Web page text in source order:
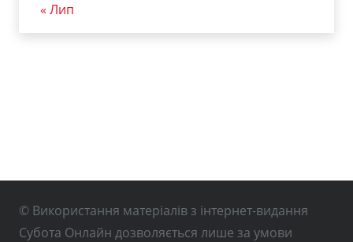
« Лип
© Використання матеріалів з інтернет-видання
Субота Онлайн дозволяється лише за умови